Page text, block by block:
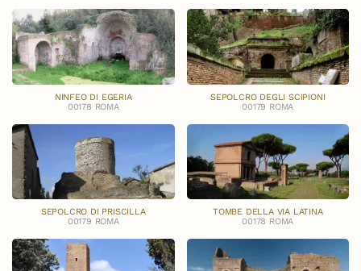
NINFEO DI EGERIA
00178 ROMA
SEPOLCRO DEGLI SCIPIONI
00179 ROMA
SEPOLCRO DI PRISCILLA
00179 ROMA
TOMBE DELLA VIA LATINA
00178 ROMA